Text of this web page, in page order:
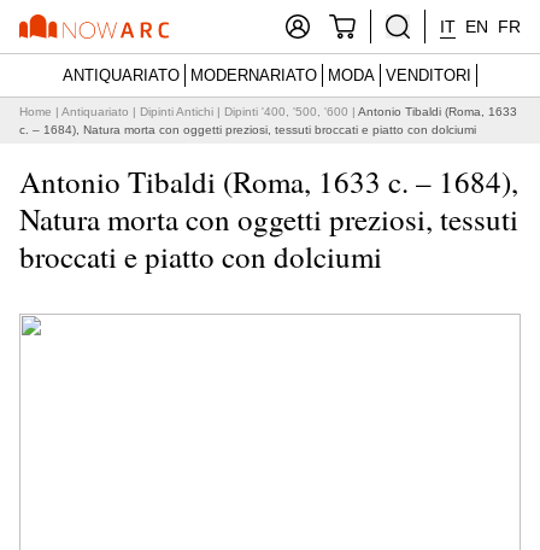
IT EN FR
ANTIQUARIATO MODERNARIATO MODA VENDITORI
Home | Antiquariato | Dipinti Antichi | Dipinti '400, '500, '600 | Antonio Tibaldi (Roma, 1633
c. – 1684), Natura morta con oggetti preziosi, tessuti broccati e piatto con dolciumi
Antonio Tibaldi (Roma, 1633 c. – 1684),
Natura morta con oggetti preziosi, tessuti
broccati e piatto con dolciumi